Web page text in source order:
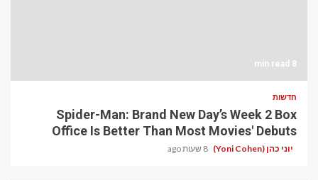
8 min read
חדשות
Spider-Man: Brand New Day’s Week 2 Box
Office Is Better Than Most Movies' Debuts
יוני כהן (Yoni Cohen) 8 שעות ago